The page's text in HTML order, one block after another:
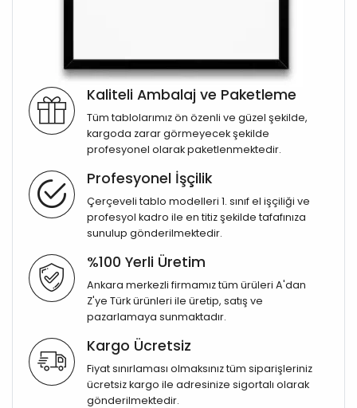
Kaliteli Ambalaj ve Paketleme
Tüm tablolarımız ön özenli ve güzel şekilde,
kargoda zarar görmeyecek şekilde
profesyonel olarak paketlenmektedir.
Profesyonel İşçilik
Çerçeveli tablo modelleri 1. sınıf el işçiliği ve
profesyol kadro ile en titiz şekilde tafafınıza
sunulup gönderilmektedir.
%100 Yerli Üretim
Ankara merkezli firmamız tüm ürüleri A'dan
Z'ye Türk ürünleri ile üretip, satış ve
pazarlamaya sunmaktadır.
Kargo Ücretsiz
Fiyat sınırlaması olmaksınız tüm siparişleriniz
ücretsiz kargo ile adresinize sigortalı olarak
gönderilmektedir.